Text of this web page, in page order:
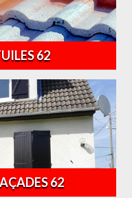
62
62